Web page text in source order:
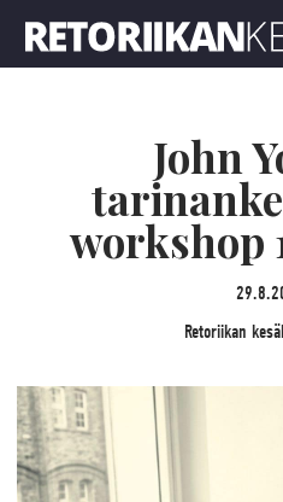
John
workshop
Retoriikan